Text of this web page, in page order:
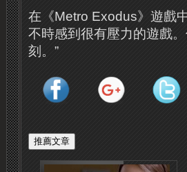
在《Metro Exodus》遊戲
不時感到很有壓力的遊戲
刻。”